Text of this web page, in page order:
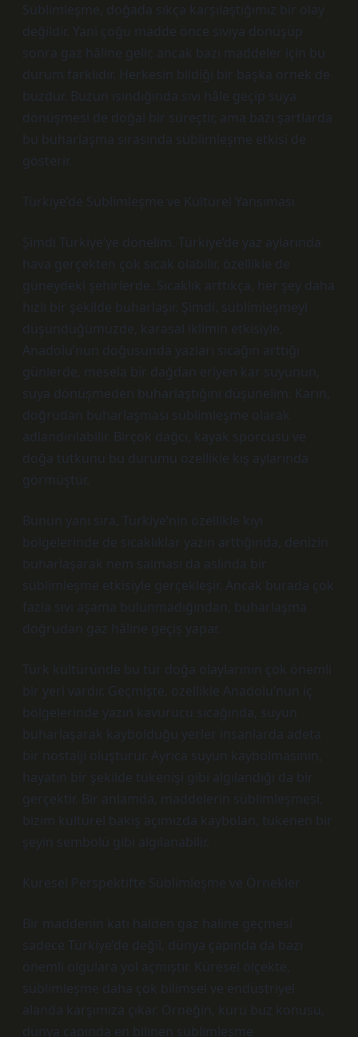
Süblimleşme, doğada sıkça karşılaştığımız bir olay
değildir. Yani çoğu madde önce sıvıya dönüşüp
sonra gaz hâline gelir, ancak bazı maddeler için bu
durum farklıdır. Herkesin bildiği bir başka örnek de
buzdur. Buzun ısındığında sıvı hâle geçip suya
dönüşmesi de doğal bir süreçtir, ama bazı şartlarda
bu buharlaşma sırasında süblimleşme etkisi de
gösterir.
Türkiye’de Süblimleşme ve Kültürel Yansıması
Şimdi Türkiye’ye dönelim. Türkiye’de yaz aylarında
hava gerçekten çok sıcak olabilir, özellikle de
güneydeki şehirlerde. Sıcaklık arttıkça, her şey daha
hızlı bir şekilde buharlaşır. Şimdi, süblimleşmeyi
düşündüğümüzde, karasal iklimin etkisiyle,
Anadolu’nun doğusunda yazları sıcağın arttığı
günlerde, mesela bir dağdan eriyen kar suyunun,
suya dönüşmeden buharlaştığını düşünelim. Karın,
doğrudan buharlaşması süblimleşme olarak
adlandırılabilir. Birçok dağcı, kayak sporcusu ve
doğa tutkunu bu durumu özellikle kış aylarında
görmüştür.
Bunun yanı sıra, Türkiye’nin özellikle kıyı
bölgelerinde de sıcaklıklar yazın arttığında, denizin
buharlaşarak nem salması da aslında bir
süblimleşme etkisiyle gerçekleşir. Ancak burada çok
fazla sıvı aşama bulunmadığından, buharlaşma
doğrudan gaz hâline geçiş yapar.
Türk kültüründe bu tür doğa olaylarının çok önemli
bir yeri vardır. Geçmişte, özellikle Anadolu’nun iç
bölgelerinde yazın kavurucu sıcağında, suyun
buharlaşarak kaybolduğu yerler insanlarda adeta
bir nostalji oluşturur. Ayrıca suyun kaybolmasının,
hayatın bir şekilde tükenişi gibi algılandığı da bir
gerçektir. Bir anlamda, maddelerin süblimleşmesi,
bizim kültürel bakış açımızda kaybolan, tükenen bir
şeyin sembolü gibi algılanabilir.
Küresel Perspektifte Süblimleşme ve Örnekler
Bir maddenin katı halden gaz haline geçmesi
sadece Türkiye’de değil, dünya çapında da bazı
önemli olgulara yol açmıştır. Küresel ölçekte,
süblimleşme daha çok bilimsel ve endüstriyel
alanda karşımıza çıkar. Örneğin, kuru buz konusu,
dünya çapında en bilinen süblimleşme